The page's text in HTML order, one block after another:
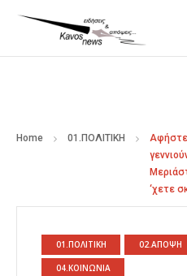
Home 01.ΠΟΛΙΤΙΚΗ
‘χετε
01.ΠΟΛΙΤΙΚΗ 02.ΑΠΟΨΗ
04.ΚΟΙΝΩΝΙΑ